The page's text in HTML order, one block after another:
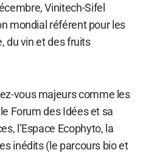
Vinitech-Sifel
mondial référent pour les
du vin et des fruits
vous majeurs comme les
Forum des Idées et sa
l’Espace Ecophyto, la
inédits (le parcours bio et